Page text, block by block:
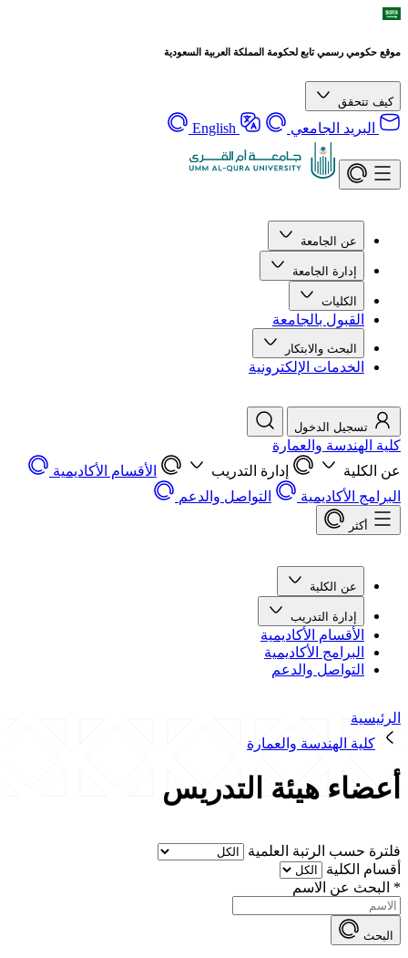
موقع حكومي رسمي تابع لحكومة المملكة العربية السعودية
كيف تتحقق
البريد الجامعي English
عن الجامعة
إدارة الجامعة
الكليات
القبول بالجامعة
البحث والابتكار
الخدمات الإلكترونية
تسجيل الدخول
كلية الهندسة والعمارة
عن الكلية
إدارة التدريب
الأقسام الأكاديمية
البرامج الأكاديمية
التواصل والدعم
أكثر
عن الكلية
إدارة التدريب
الأقسام الأكاديمية
البرامج الأكاديمية
التواصل والدعم
الرئيسية
كلية الهندسة والعمارة
أعضاء هيئة التدريس
فلترة حسب الرتبة العلمية
أقسام الكلية
* البحث عن الاسم
البحث